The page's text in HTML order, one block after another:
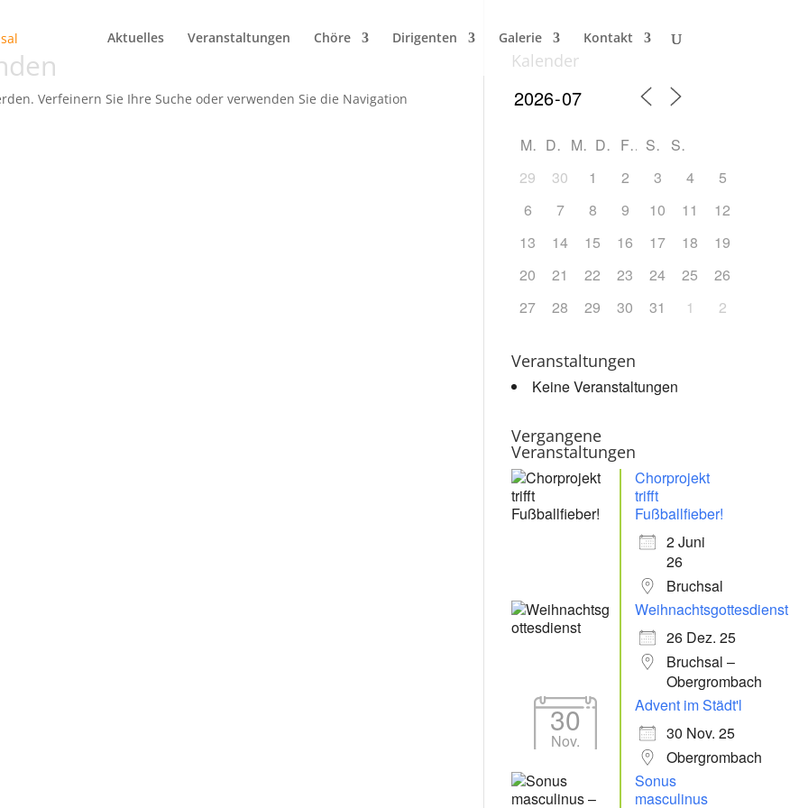
Aktuelles Veranstaltungen Chöre Dirigenten Galerie Kontakt
Verfeinern Sie Ihre Suche oder verwenden Sie die Navigation
Kalender
M D M D F S
S
29
30 1 2 3 4
5
6
7 8 9 10 11
12
13
14 15 16 17 18
19
20
21 22 23 24 25
26
27
28 29 30 31 1 2
Veranstaltungen
Keine Veranstaltungen
Vergangene
Veranstaltungen
Chorprojekt
trifft
Fußballfieber!
2 Juni
26
Bruchsal
Weihnachtsgottesdienst
26 Dez. 25
Bruchsal –
Obergrombach
30
Nov.
Advent im Städt'l
30 Nov. 25
Obergrombach
Sonus
masculinus